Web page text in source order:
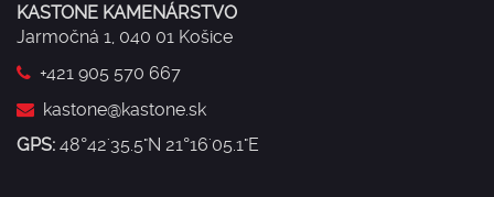
KASTONE KAMENÁRSTVO
Jarmočná 1, 040 01 Košice
+421 905 570 667
kastone@kastone.sk
GPS: 48°42'35.5"N 21°16'05.1"E